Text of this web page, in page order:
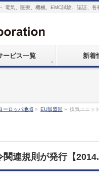
電気、医療、機械、EMC試験、認証、
ービス一覧 新着
ーロッパ地域 » EU加盟国 » 換気ユニッ
連規則が発行【